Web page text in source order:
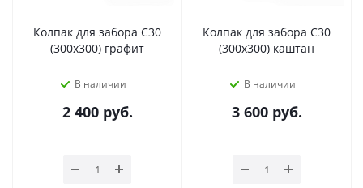
Колпак для забора С30
(300х300) графит
В наличии
2 400руб.
Колпак для забора С30
(300х300) каштан
В наличии
3 600руб.